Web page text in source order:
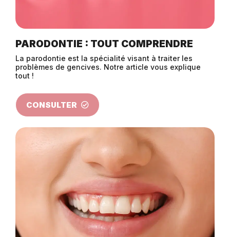
PARODONTIE : TOUT COMPRENDRE
La parodontie est la spécialité visant à traiter les
problèmes de gencives. Notre article vous explique
tout !
CONSULTER